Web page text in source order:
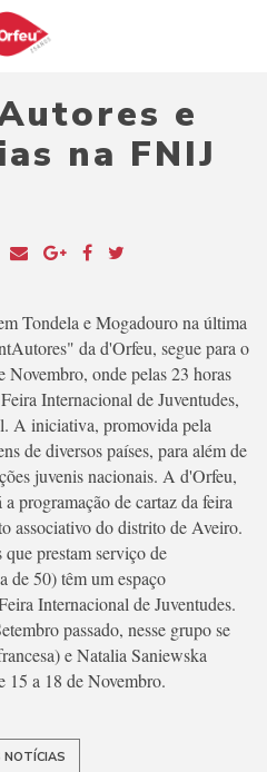
e
na FNIJ
Tondela e Mogadouro na última
da d'Orfeu, segue para o
onde pelas 23 horas
Internacional de Juventudes,
A iniciativa, promovida pela
de diversos países, para além de
juvenis nacionais. A d'Orfeu,
programação de cartaz da feira
associativo do distrito de Aveiro.
que prestam serviço de
de 50) têm um espaço
Internacional de Juventudes.
passado, nesse grupo se
e Natalia Saniewska
15 a 18 de Novembro.
NOTÍCIAS